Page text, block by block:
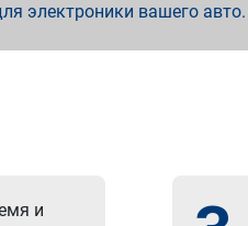
электроники вашего авто.
и